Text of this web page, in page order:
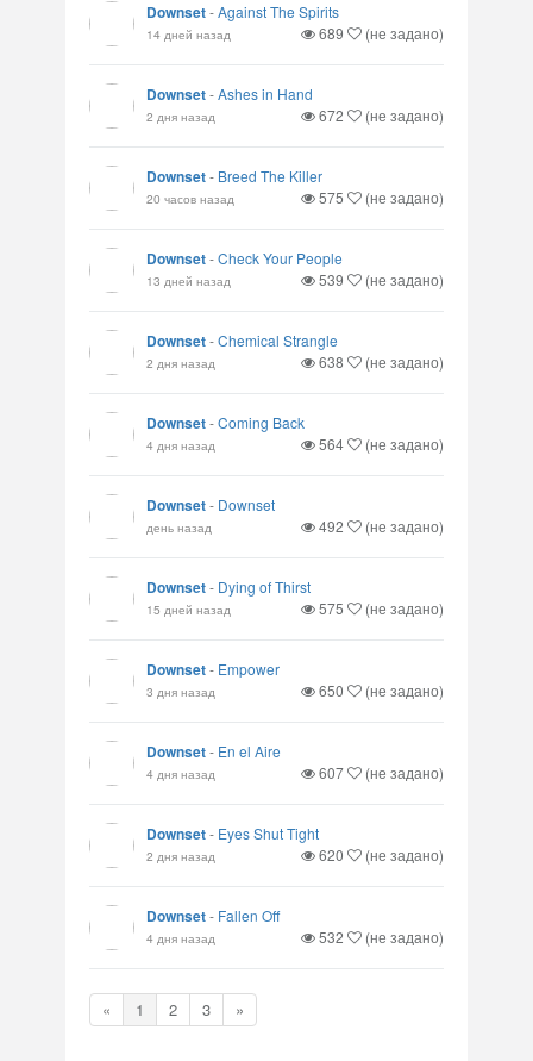
Downset-Against The Spirits
14 дней назад 689 (не задано)
Downset-Ashes in Hand
2 дня назад 672 (не задано)
Downset- Breed The Killer
20 часов назад 575 (не задано)
Downset-Check Your People
13 дней назад 539 (не задано)
Downset-Chemical Strangle
2 дня назад 638 (не задано)
Downset-Coming Back
4 дня назад 564 (не задано)
Downset- Downset
день назад 492 (не задано)
Downset- Dying of Thirst
15 дней назад 575 (не задано)
Downset- Empower
3 дня назад 650 (не задано)
Downset- En el Aire
4 дня назад 607 (не задано)
Downset- Eyes Shut Tight
2 дня назад 620 (не задано)
Downset- Fallen Off
4 дня назад 532 (не задано)
« 1 2 3 »